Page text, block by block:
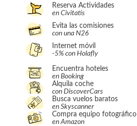
Reserva Actividades
en Civitatis
Evita las comisiones
con una N26
Internet móvil
-5% con Holafly
Encuentra hoteles
en Booking
Alquila coche
con DiscoverCars
Busca vuelos baratos
en Skyscanner
Compra equipo fotográfico
en Amazon